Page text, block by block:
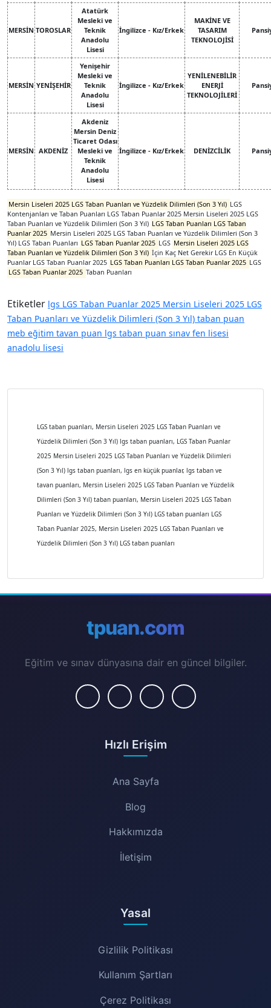
MERSİN TOROSLAR
Atatürk
Mesleki ve
Teknik
Anadolu
Lisesi
İngilizce - Kız/Erkek
MAKİNE VE
TASARIM
TEKNOLOJİSİ
MERSİN YENİŞEHİR
Yenişehir
Mesleki ve
Teknik
Anadolu
Lisesi
İngilizce - Kız/Erkek
YENİLENEBİLİR
ENERJİ
TEKNOLOJİLERİ
MERSİN AKDENİZ
Akdeniz
Mersin Deniz
Ticaret Odası
Mesleki ve
Teknik
Anadolu
Lisesi
İngilizce - Kız/Erkek DENİZCİLİK
Mersin Liseleri 2025 LGS Taban Puanları ve Yüzdelik Dilimleri (Son 3 Yıl) LGS
Kontenjanları ve Taban Puanları LGS Taban Puanlar 2025 Mersin Liseleri 2025 LGS
Taban Puanları ve Yüzdelik Dilimleri (Son 3 Yıl) LGS Taban Puanları LGS Taban
Puanlar 2025 Mersin Liseleri 2025 LGS Taban Puanları ve Yüzdelik Dilimleri (Son 3
Yıl) LGS Taban Puanları LGS Taban Puanlar 2025 LGS Mersin Liseleri 2025 LGS
Taban Puanları ve Yüzdelik Dilimleri (Son 3 Yıl) İçin Kaç Net Gerekir LGS En Küçük
Puanlar LGS Taban Puanlar 2025 LGS Taban Puanları LGS Taban Puanlar 2025 LGS
LGS Taban Puanlar 2025 Taban Puanları
Etiketler lgs LGS Taban Puanlar 2025 Mersin Liseleri 2025 LGS
Taban Puanları ve Yüzdelik Dilimleri (Son 3 Yıl) taban puan
meb eğitim tavan puan lgs taban puan sınav fen lisesi
anadolu lisesi
LGS taban puanları, Mersin Liseleri 2025 LGS Taban Puanları ve
Yüzdelik Dilimleri (Son 3 Yıl) lgs taban puanları, LGS Taban Puanlar
2025 Mersin Liseleri 2025 LGS Taban Puanları ve Yüzdelik Dilimleri
(Son 3 Yıl) lgs taban puanları, lgs en küçük puanlar, lgs taban ve
tavan puanları, Mersin Liseleri 2025 LGS Taban Puanları ve Yüzdelik
Dilimleri (Son 3 Yıl) taban puanları, Mersin Liseleri 2025 LGS Taban
Puanları ve Yüzdelik Dilimleri (Son 3 Yıl) LGS taban puanları LGS
Taban Puanlar 2025, Mersin Liseleri 2025 LGS Taban Puanları ve
Yüzdelik Dilimleri (Son 3 Yıl) LGS taban puanları
tpuan.com
Eğitim ve sınav dünyasına dair en güncel bilgiler.
Hızlı Erişim
Ana Sayfa
Blog
Hakkımızda
İletişim
Yasal
Gizlilik Politikası
Kullanım Şartları
Çerez Politikası